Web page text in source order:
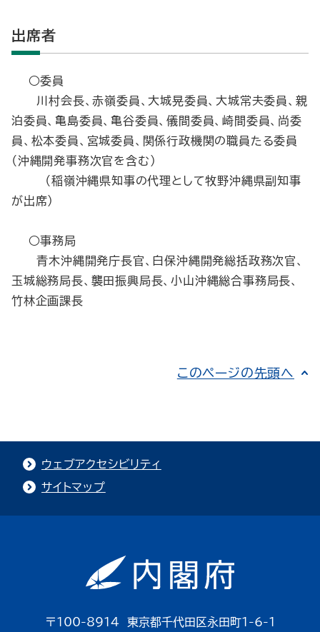
出席者
○委員
川村会長、赤嶺委員、大城晃委員、大城常夫委員、親
泊委員、亀島委員、亀谷委員、儀間委員、崎間委員、尚委
員、松本委員、宮城委員、関係行政機関の職員たる委員
（沖縄開発事務次官を含む）
（稲嶺沖縄県知事の代理として牧野沖縄県副知事
が出席）
○事務局
青木沖縄開発庁長官、白保沖縄開発総括政務次官、
玉城総務局長、襲田振興局長、小山沖縄総合事務局長、
竹林企画課長
このページの先頭へ
ウェブアクセシビリティ
サイトマップ
〒100-8914 東京都千代田区永田町1-6-1